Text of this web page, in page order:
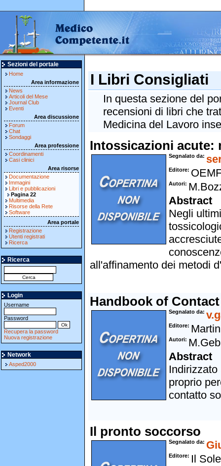
Sezioni del portale
Home
Area informazione
News
Articoli del Mese
Journal Club
Eventi
Area discussione
Forum
Chat
Sondaggi
Area professione
Coordinamenti
Casi clinici
Area risorse
Documentazione
Immagini
Libri e pubblicazioni
Pagina 22
Multimedia
Risorse della Rete
Software
Area portale
Registrazione
Utenti registrati
Ricerca
Ricerca
Login
Username
Password
Recupera la password
Nuova registrazione
Network
Asped2000
I Libri Consigliati
In questa sezione del
recensioni di libri che
Medicina del Lavoro
Intossicazioni acute:
Segnalato da
Editore
Autori
Abstract
Negli
all'affinamento dei metodi
Handbook of
Segnalato da
Editore
Autori
Abstract
proprio
contatto
Il pronto soccorso
Segnalato da
Editore Il